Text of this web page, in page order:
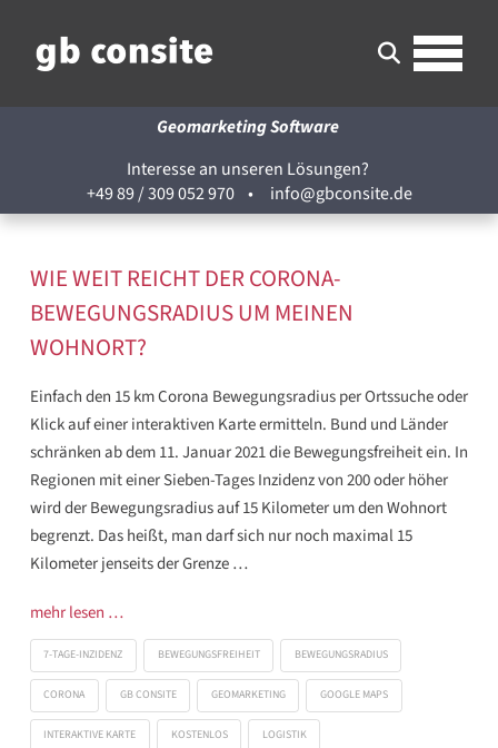
Geomarketing Software
Interesse an unseren Lösungen?
+49 89 / 309 052 970• info@gbconsite.de
WIE WEIT REICHT DER CORONA-
BEWEGUNGSRADIUS UM MEINEN
WOHNORT?
Einfach den 15 km Corona Bewegungsradius per Ortssuche oder
Klick auf einer interaktiven Karte ermitteln. Bund und Länder
schränken ab dem 11. Januar 2021 die Bewegungsfreiheit ein. In
Regionen mit einer Sieben-Tages Inzidenz von 200 oder höher
wird der Bewegungsradius auf 15 Kilometer um den Wohnort
begrenzt. Das heißt, man darf sich nur noch maximal 15
Kilometer jenseits der Grenze …
mehr lesen …
7-TAGE-INZIDENZ BEWEGUNGSFREIHEIT BEWEGUNGSRADIUS
CORONA GB CONSITE GEOMARKETING GOOGLE MAPS
INTERAKTIVE KARTE KOSTENLOS LOGISTIK